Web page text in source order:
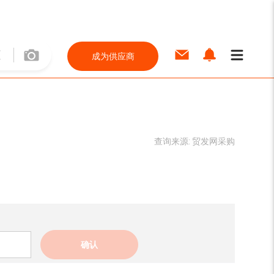
成为供应商
查询来源: 贸发网采购
确认